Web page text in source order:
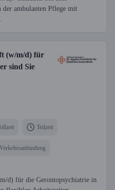
ambulanten Pflege mit
(w/m/d) für
sind Sie
Teilzeit
d) für die Gerontopsychiatrie in